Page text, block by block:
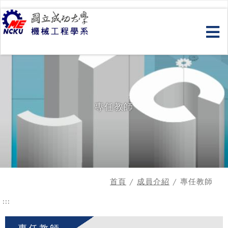
跳
到
主
要
容
專任教師
首頁 / 成員介紹 / 專任教師
:::